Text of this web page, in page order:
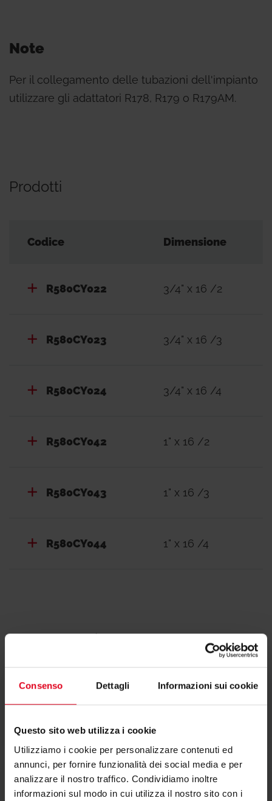
Consenso Dettagli Informazioni sui cookie
Questo sito web utilizza i cookie
Utilizziamo i cookie per personalizzare contenuti ed
annunci, per fornire funzionalità dei social media e per
analizzare il nostro traffico. Condividiamo inoltre
informazioni sul modo in cui utilizza il nostro sito con i
Note
Per il collegamento delle tubazioni dell'impianto
utilizzare gli adattatori R178, R179 o R179AM.
Prodotti
Codice Dimensione
R580CY022 3/4" x 16 /2
R580CY023 3/4" x 16 /3
R580CY024 3/4" x 16 /4
R580CY042 1" x 16 /2
R580CY043 1" x 16 /3
R580CY044 1" x 16 /4
Documentazione
Scheda tecnica
Dichiarazione di conformità